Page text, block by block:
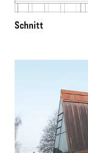
Schnitt